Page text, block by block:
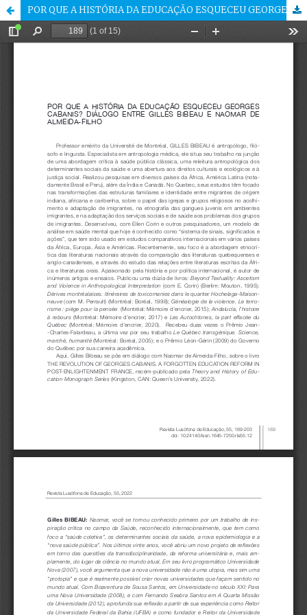
POR QUE A HISTÓRIA DA EDUCAÇÃO ESQUECEU GEORGES CABANIS? DIÁLOGO ENTRE GILLES BIBEAU E NAOMAR DE ALMEIDA-FILHO